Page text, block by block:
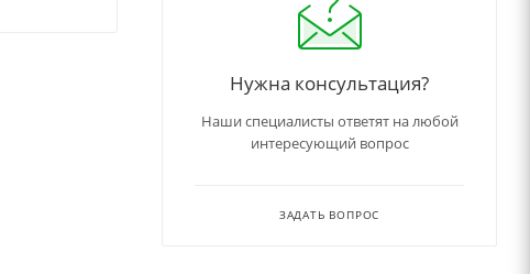
Нужна консультация?
Наши специалисты ответят на любой
интересующий вопрос
ЗАДАТЬ ВОПРОС